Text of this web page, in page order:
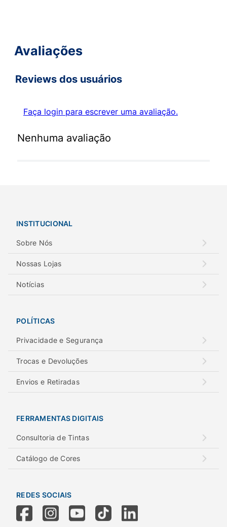
Avaliações
Reviews dos usuários
Faça login para escrever uma avaliação.
Nenhuma avaliação
INSTITUCIONAL
Sobre Nós
Nossas Lojas
Notícias
POLÍTICAS
Privacidade e Segurança
Trocas e Devoluções
Envios e Retiradas
FERRAMENTAS DIGITAIS
Consultoria de Tintas
Catálogo de Cores
REDES SOCIAIS